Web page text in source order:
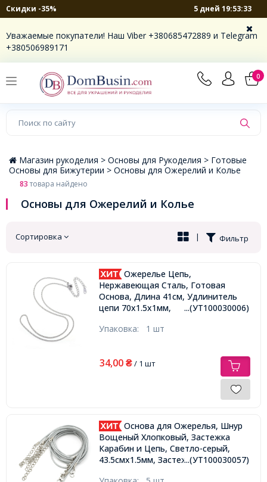
Скидки -35% 5 дней 19:53:32
Уважаемые покупатели! Наш Viber +380685472889 и Telegram
+380506989171
0
×
Магазин рукоделия > Основы для Рукоделия > Готовые
Основы для Бижутерии > Основы для Ожерелий и Колье
83товара найдено
Основы для Ожерелий и Колье
Сортировка Фильтр
|
Ожерелье Цепь,
Нержавеющая Сталь, Готовая
Основа, Длина 41см, Удлинитель
цепи 70х1.5х1мм,
...(УТ100030006)
Упаковка: 1 шт
34,00 ₴/ 1 шт
Основа для Ожерелья, Шнур
Вощеный Хлопковый, Застежка
Карабин и Цепь, Светло-серый,
43.5смх1.5мм, Застежка 12х7х2.5мм,
...(УТ100030057)